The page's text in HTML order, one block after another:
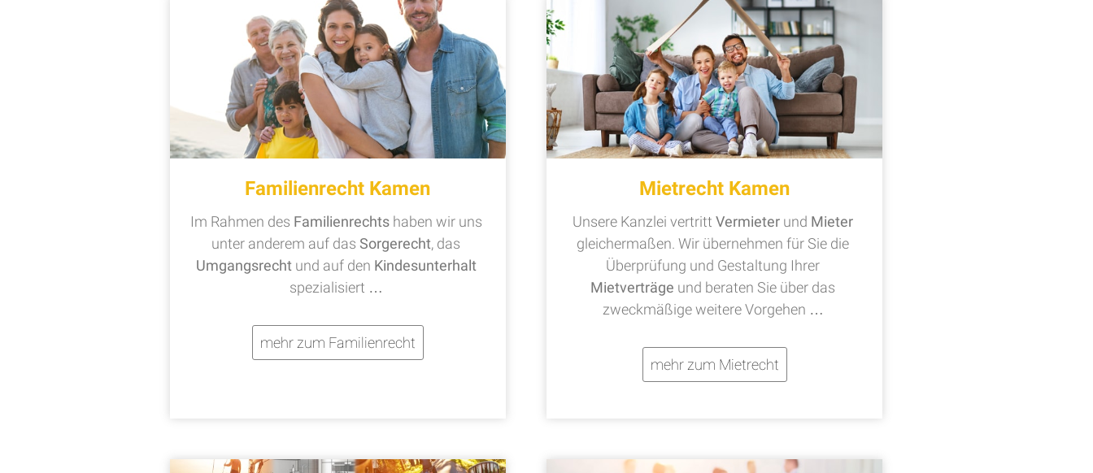
Familienrecht Kamen
Im Rahmen des Familienrechts haben wir uns
unter anderem auf dasSorgerecht, das
Umgangsrecht und auf den Kindesunterhalt
spezialisiert …
mehr zum Familienrecht
Mietrecht Kamen
Unsere Kanzlei vertrittVermieter und Mieter
gleichermaßen. Wir übernehmen für Sie die
Überprüfung und Gestaltung Ihrer
Mietverträge und beraten Sie über das
zweckmäßige weitere Vorgehen …
mehr zum Mietrecht